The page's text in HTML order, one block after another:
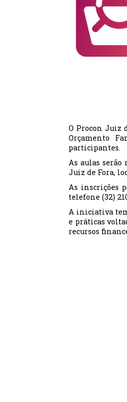
O Procon Juiz
Orçamento
participantes.
As aulas serão
Juiz de Fora,
As inscrições
telefone (32)
A iniciativa
e práticas
recursos